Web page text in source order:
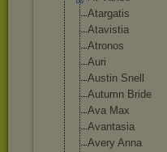
Atargatis
Atavistia
Atronos
Auri
Austin Snell
Autumn Bride
Ava Max
Avantasia
Avery Anna